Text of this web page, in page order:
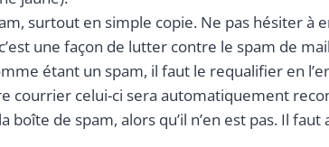
surtout en simple copie. Ne pas hésiter à
une façon de lutter contre le spam de
étant un spam, il faut le requalifier en
courrier celui-ci sera automatiquement
de spam, alors qu’il n’en est pas. Il